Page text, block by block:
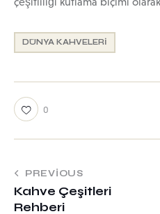
DÜNYA KAHVELERI
0
PREVIOUS
Kahve Çeşitleri
Rehberi